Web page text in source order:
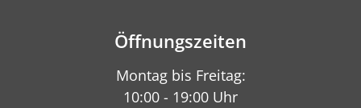
Öffnungszeiten
Montag bis Freitag:
10:00 - 19:00 Uhr